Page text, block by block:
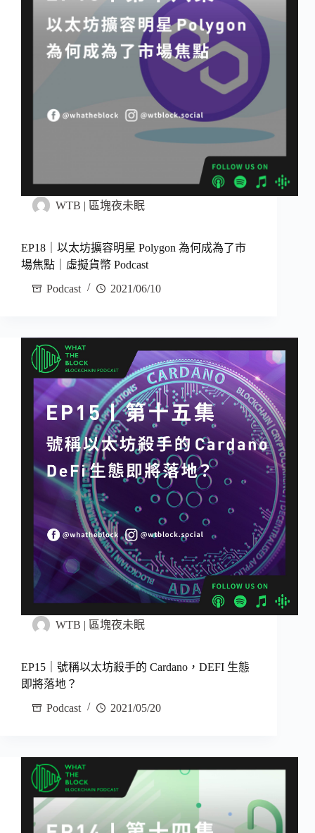
WTB | 區塊夜未眠
EP18｜以太坊擴容明星 Polygon 為何成為了市
場焦點｜虛擬貨幣 Podcast
Podcast
2021/06/10
WTB | 區塊夜未眠
EP15｜號稱以太坊殺手的 Cardano，DEFI 生態
即將落地？
Podcast
2021/05/20